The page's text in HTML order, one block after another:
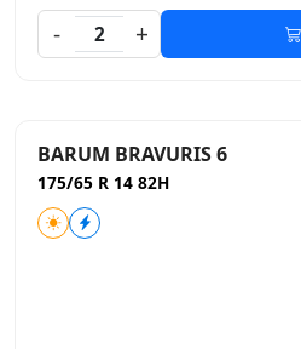
-
2 +
BARUM BRAVURIS 6
175/65 R 14 82H